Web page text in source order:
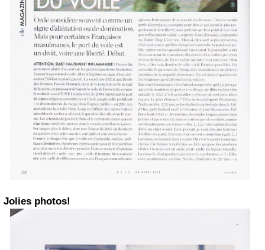
Jolies photos!